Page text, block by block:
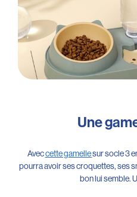
Une
Aveccette gamellesur socle 3
pourra avoir ses croquettes, ses
bon lui semble.